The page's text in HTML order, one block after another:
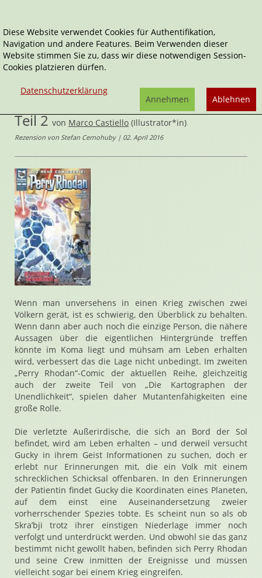
Home
Comics
Die Kartografen der Unendlichkeit, Teil 2
Perry Rhodan
Die Kartografen der Unendlichkeit,
Teil 2 von Marco Castiello (Illustrator*in)
Rezension von Stefan Cernohuby | 02. April 2016
Wenn man unversehens in einen Krieg zwischen zwei
Völkern gerät, ist es schwierig, den Überblick zu behalten.
Wenn dann aber auch noch die einzige Person, die nähere
Aussagen über die eigentlichen Hintergründe treffen
könnte im Koma liegt und mühsam am Leben erhalten
wird, verbessert das die Lage nicht unbedingt. Im zweiten
„Perry Rhodan“-Comic der aktuellen Reihe, gleichzeitig
auch der zweite Teil von „Die Kartographen der
Unendlichkeit“, spielen daher Mutantenfähigkeiten eine
große Rolle.
Die verletzte Außerirdische, die sich an Bord der Sol
befindet, wird am Leben erhalten – und derweil versucht
Gucky in ihrem Geist Informationen zu suchen, doch er
erlebt nur Erinnerungen mit, die ein Volk mit einem
schrecklichen Schicksal offenbaren. In den Erinnerungen
der Patientin findet Gucky die Koordinaten eines Planeten,
auf dem einst eine Auseinandersetzung zweier
vorherrschender Spezies tobte. Es scheint nun so als ob
Skra’bji trotz ihrer einstigen Niederlage immer noch
verfolgt und unterdrückt werden. Und obwohl sie das ganz
bestimmt nicht gewollt haben, befinden sich Perry Rhodan
und seine Crew inmitten der Ereignisse und müssen
vielleicht sogar bei einem Krieg eingreifen.
Diese Website verwendet Cookies für Authentifikation,
Navigation und andere Features. Beim Verwenden dieser
Website stimmen Sie zu, dass wir diese notwendigen Session-
Cookies platzieren dürfen.
Datenschutzerklärung
Ablehnen
Annehmen